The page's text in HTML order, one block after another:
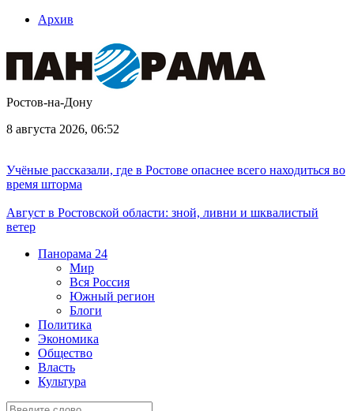
Архив
Ростов-на-Дону
8 августа 2026, 06:52
Учёные рассказали, где в Ростове опаснее всего находиться во
время шторма
Август в Ростовской области: зной, ливни и шквалистый
ветер
Панорама 24
Мир
Вся Россия
Южный регион
Блоги
Политика
Экономика
Общество
Власть
Культура